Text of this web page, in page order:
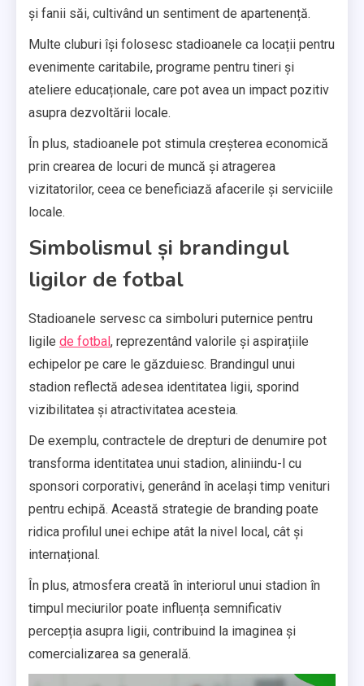
și fanii săi, cultivând un sentiment de apartenență.
Multe cluburi își folosesc stadioanele ca locații pentru
evenimente caritabile, programe pentru tineri și
ateliere educaționale, care pot avea un impact pozitiv
asupra dezvoltării locale.
În plus, stadioanele pot stimula creșterea economică
prin crearea de locuri de muncă și atragerea
vizitatorilor, ceea ce beneficiază afacerile și serviciile
locale.
Simbolismul și brandingul
ligilor de fotbal
Stadioanele servesc ca simboluri puternice pentru
ligile de fotbal , reprezentând valorile și aspirațiile
echipelor pe care le găzduiesc. Brandingul unui
stadion reflectă adesea identitatea ligii, sporind
vizibilitatea și atractivitatea acesteia.
De exemplu, contractele de drepturi de denumire pot
transforma identitatea unui stadion, aliniindu-l cu
sponsori corporativi, generând în același timp venituri
pentru echipă. Această strategie de branding poate
ridica profilul unei echipe atât la nivel local, cât și
internațional.
În plus, atmosfera creată în interiorul unui stadion în
timpul meciurilor poate influența semnificativ
percepția asupra ligii, contribuind la imaginea și
comercializarea sa generală.